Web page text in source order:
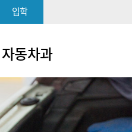
입학
자동차과